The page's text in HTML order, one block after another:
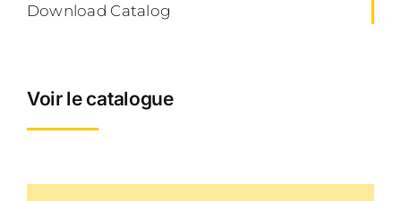
Download Catalog
Voir le catalogue